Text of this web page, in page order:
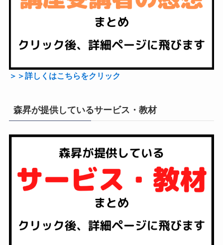
＞＞詳しくはこちらをクリック
森昇が提供しているサービス・教材